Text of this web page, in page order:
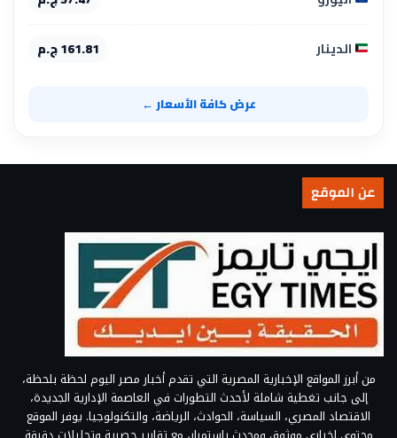
الدينار 161.81 ج.م
عرض كافة الأسعار ←
عن الموقع
من أبرز المواقع الإخبارية المصرية التي تقدم أخبار مصر اليوم لحظة بلحظة،
إلى جانب تغطية شاملة لأحدث التطورات في العاصمة الإدارية الجديدة،
الاقتصاد المصري، السياسة، الحوادث، الرياضة، والتكنولوجيا. يوفر الموقع